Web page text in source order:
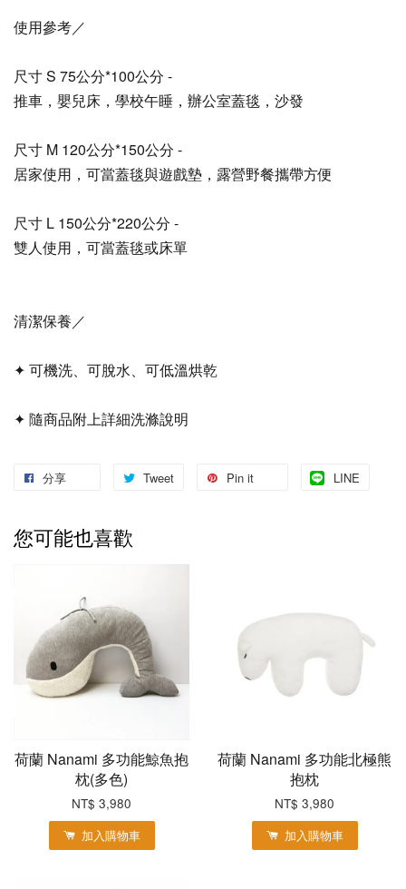
使用參考／
尺寸 S 75公分*100公分 -
推車，嬰兒床，學校午睡，辦公室蓋毯，沙發
尺寸 M 120公分*150公分 -
居家使用，可當蓋毯與遊戲墊，露營野餐攜帶方便
尺寸 L 150公分*220公分 -
雙人使用，可當蓋毯或床單
清潔保養／
✦ 可機洗、可脫水、可低溫烘乾
✦ 隨商品附上詳細洗滌說明
分享 Tweet Pin it LINE
您可能也喜歡
荷蘭 Nanami 多功能鯨魚抱
枕(多色)
NT$ 3,980
加入購物車
荷蘭 Nanami 多功能北極熊
抱枕
NT$ 3,980
加入購物車